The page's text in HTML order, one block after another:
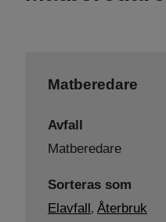
Matberedare
Avfall
Matberedare
Sorteras som
Elavfall, Återbruk